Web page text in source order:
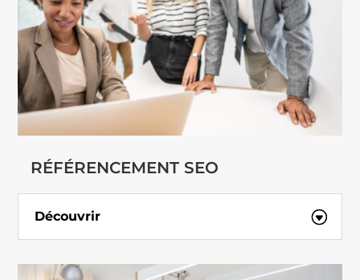
RÉFÉRENCEMENT SEO
Découvrir